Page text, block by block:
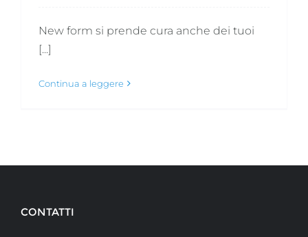
New form si prende cura anche dei tuoi
[...]
Continua a leggere
CONTATTI